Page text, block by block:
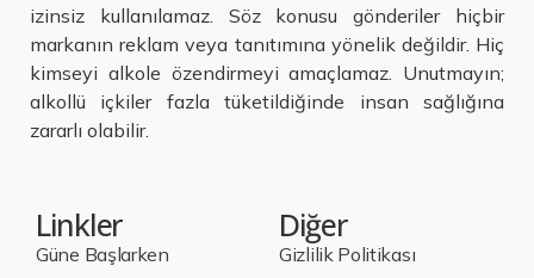
izinsiz kullanılamaz. Söz konusu gönderiler hiçbir
markanın reklam veya tanıtımına yönelik değildir. Hiç
kimseyi alkole özendirmeyi amaçlamaz. Unutmayın;
alkollü içkiler fazla tüketildiğinde insan sağlığına
zararlı olabilir.
Linkler
Güne Başlarken
Diğer
Gizlilik Politikası